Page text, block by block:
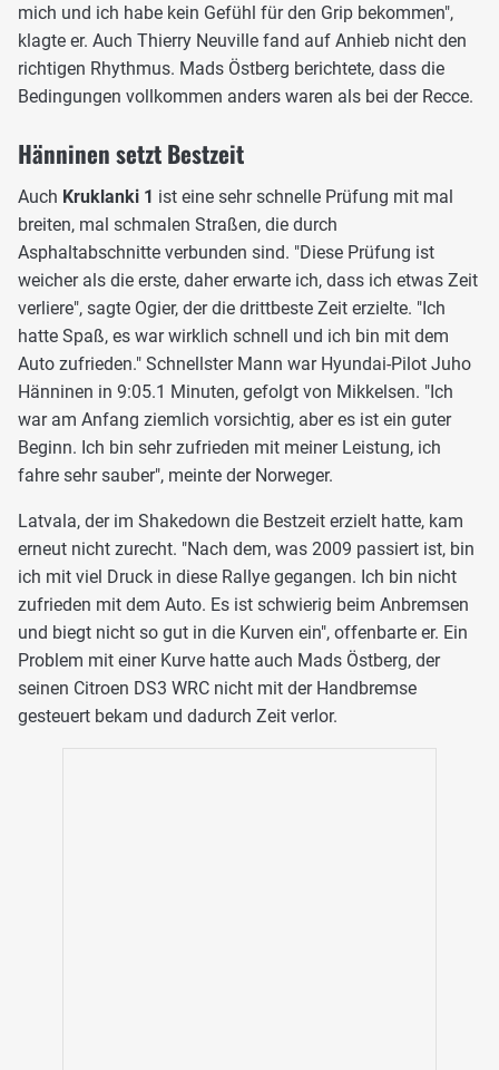
mich und ich habe kein Gefühl für den Grip bekommen",
klagte er. Auch Thierry Neuville fand auf Anhieb nicht den
richtigen Rhythmus. Mads Östberg berichtete, dass die
Bedingungen vollkommen anders waren als bei der Recce.
Hänninen setzt Bestzeit
Auch Kruklanki 1 ist eine sehr schnelle Prüfung mit mal
breiten, mal schmalen Straßen, die durch
Asphaltabschnitte verbunden sind. "Diese Prüfung ist
weicher als die erste, daher erwarte ich, dass ich etwas Zeit
verliere", sagte Ogier, der die drittbeste Zeit erzielte. "Ich
hatte Spaß, es war wirklich schnell und ich bin mit dem
Auto zufrieden." Schnellster Mann war Hyundai-Pilot Juho
Hänninen in 9:05.1 Minuten, gefolgt von Mikkelsen. "Ich
war am Anfang ziemlich vorsichtig, aber es ist ein guter
Beginn. Ich bin sehr zufrieden mit meiner Leistung, ich
fahre sehr sauber", meinte der Norweger.
Latvala, der im Shakedown die Bestzeit erzielt hatte, kam
erneut nicht zurecht. "Nach dem, was 2009 passiert ist, bin
ich mit viel Druck in diese Rallye gegangen. Ich bin nicht
zufrieden mit dem Auto. Es ist schwierig beim Anbremsen
und biegt nicht so gut in die Kurven ein", offenbarte er. Ein
Problem mit einer Kurve hatte auch Mads Östberg, der
seinen Citroen DS3 WRC nicht mit der Handbremse
gesteuert bekam und dadurch Zeit verlor.